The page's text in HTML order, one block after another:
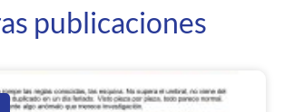
publicaciones